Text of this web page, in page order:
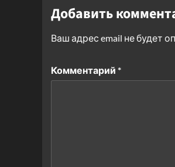
Добавить
Ваш адрес email не будет
Комментарий *